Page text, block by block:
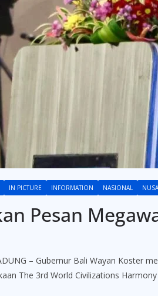
IN PICTURE INFORMATION NASIONAL
Pesan
– Gubernur Bali Wayan Koster
The 3rd World Civilizations